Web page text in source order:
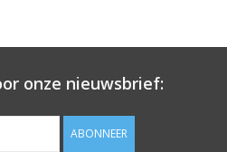
onze nieuwsbrief:
ABONNEER